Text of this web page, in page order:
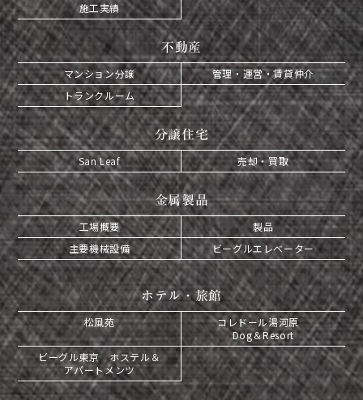
施工実績
不動産
マンション分譲
管理・運営・賃貸仲介
トランクルーム
分譲住宅
San Leaf 売却・買取
金属製品
工場概要
製品
主要機械設備
ビーグルエレベーター
ホテル・旅館
松風苑
コレドール湯河原
Dog＆Resort
ビーグル東京 ホステル＆
アパートメンツ